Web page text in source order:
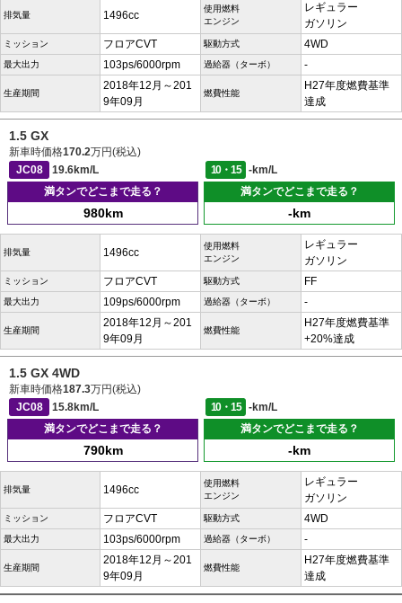
排気量 1496cc
使用燃料
エンジン
レギュラー
ガソリン
ミッション フロアCVT 駆動方式 4WD
最大出力 103ps/6000rpm 過給器（ターボ） -
生産期間
2018年12月～201
9年09月
燃費性能
H27年度燃費基準
達成
1.5 GX
新車時価格170.2万円(税込)
JC08
19.6km/L 10・15
-km/L
満タンでどこまで走る？
980km
満タンでどこまで走る？
-km
排気量 1496cc
使用燃料
エンジン
レギュラー
ガソリン
ミッション フロアCVT 駆動方式 FF
最大出力 109ps/6000rpm 過給器（ターボ） -
生産期間
2018年12月～201
9年09月
燃費性能
H27年度燃費基準
+20%達成
1.5 GX 4WD
新車時価格187.3万円(税込)
JC08
15.8km/L 10・15
-km/L
満タンでどこまで走る？
790km
満タンでどこまで走る？
-km
排気量 1496cc
使用燃料
エンジン
レギュラー
ガソリン
ミッション フロアCVT 駆動方式 4WD
最大出力 103ps/6000rpm 過給器（ターボ） -
生産期間
2018年12月～201
9年09月
燃費性能
H27年度燃費基準
達成